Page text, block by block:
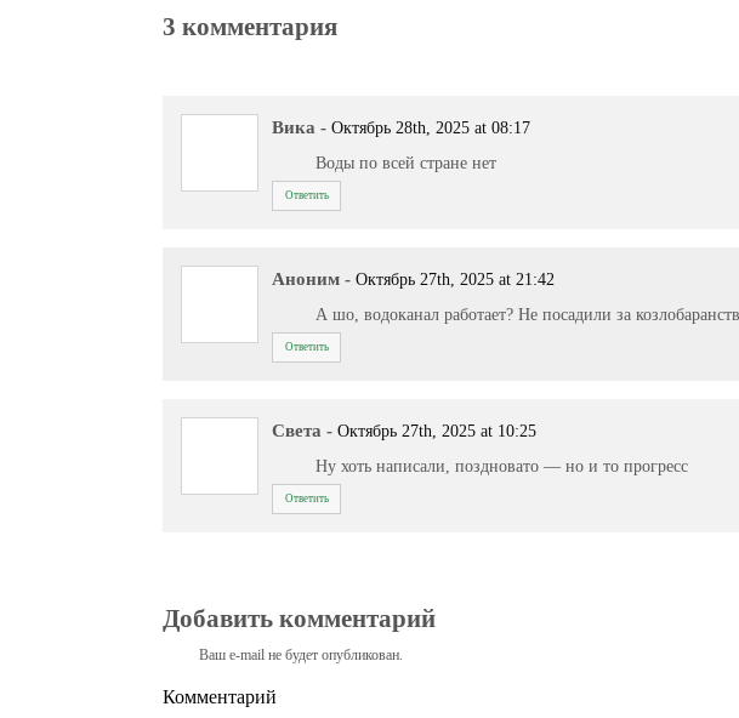
3 комментария
Вика - Октябрь 28th, 2025 at 08:17
Воды по всей стране нет
Ответить
Аноним - Октябрь 27th, 2025 at 21:42
А шо, водоканал работает? Не посадили за
Ответить
Света - Октябрь 27th, 2025 at 10:25
Ну хоть написали, поздновато — но и то прогресс
Ответить
Добавить комментарий
Ваш e-mail не будет опубликован.
Комментарий